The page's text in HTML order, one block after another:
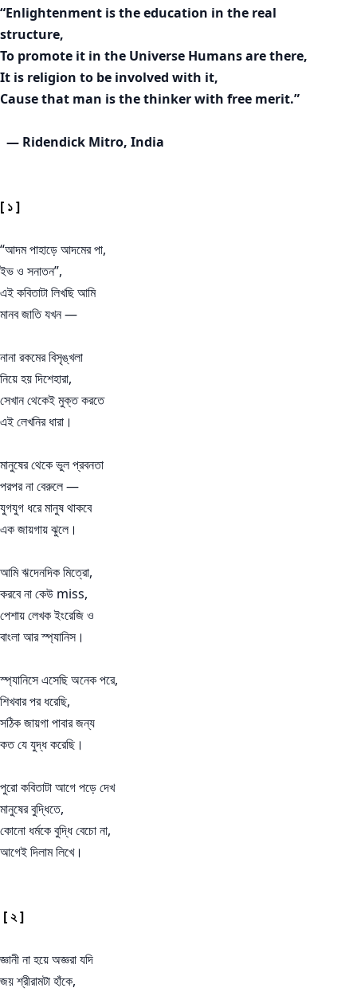
“Enlightenment is the education in the real
structure,
To promote it in the Universe Humans are there,
It is religion to be involved with it,
Cause that man is the thinker with free merit.”
— Ridendick Mitro, India
[ ১ ]
“আদম পাহাড়ে আদমের পা,
ইভ ও সনাতন”,
এই কবিতাটা লিখছি আমি
মানব জাতি যখন —
নানা রকমের বিসৃঙ্খলা
নিয়ে হয় দিশেহারা,
সেখান থেকেই মুক্ত করতে
এই লেখনির ধারা।
মানুষের থেকে ভুল প্রবনতা
পরপর না বেরুলে —
যুগযুগ ধরে মানুষ থাকবে
এক জায়গায় ঝুলে।
আমি ঋদেনদিক মিত্রো,
করবে না কেউ miss,
পেশায় লেখক ইংরেজি ও
বাংলা আর স্প্যানিস।
স্প্যানিসে এসেছি অনেক পরে,
শিখবার পর ধরেছি,
সঠিক জায়গা পাবার জন্য
কত যে যুদ্ধ করেছি।
পুরো কবিতাটা আগে পড়ে দেখ
মানুষের বুদ্ধিতে,
কোনো ধর্মকে বুদ্ধি বেচো না,
আগেই দিলাম লিখে।
[ ২ ]
জ্ঞানী না হয়ে অজ্ঞরা যদি
জয় শ্রীরামটা হাঁকে,